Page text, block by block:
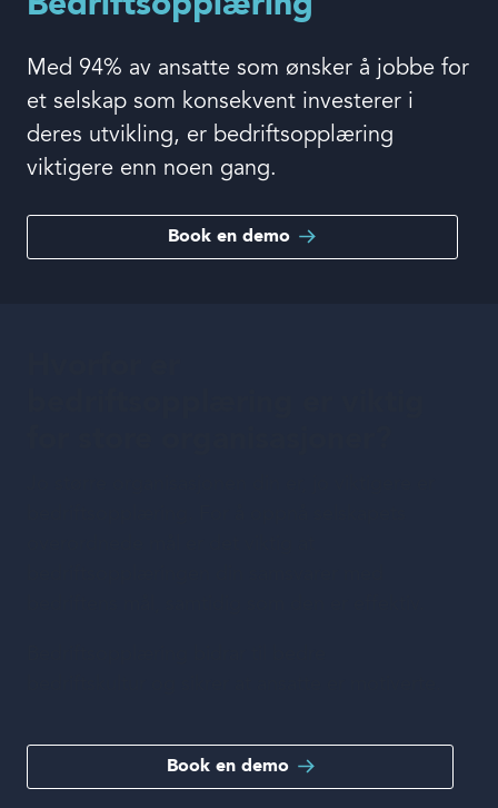
Logg inn
Språk
Med 94% av ansatte som ønsker å jobbe for
et selskap som konsekvent investerer i
deres utvikling, er bedriftsopplæring
viktigere enn noen gang.
Book en demo
Book en demo